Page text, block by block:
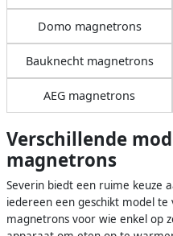
Domo magnetrons
Bauknecht magnetrons
AEG magnetrons
Verschillende
magnetrons
Severin biedt een ruime keuze
iedereen een geschikt model te
magnetrons voor wie enkel op